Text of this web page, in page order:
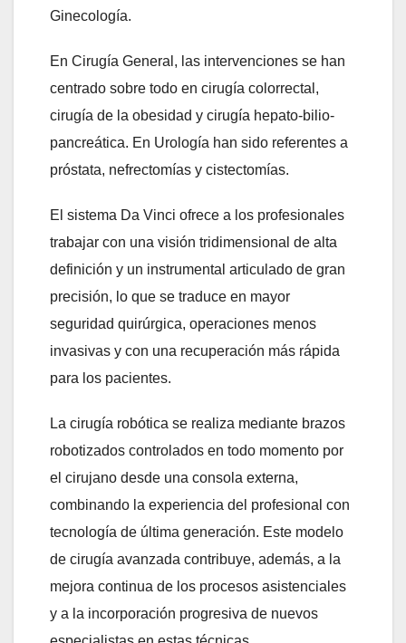
Ginecología.
En Cirugía General, las intervenciones se han
centrado sobre todo en cirugía colorrectal,
cirugía de la obesidad y cirugía hepato-bilio-
pancreática. En Urología han sido referentes a
próstata, nefrectomías y cistectomías.
El sistema Da Vinci ofrece a los profesionales
trabajar con una visión tridimensional de alta
definición y un instrumental articulado de gran
precisión, lo que se traduce en mayor
seguridad quirúrgica, operaciones menos
invasivas y con una recuperación más rápida
para los pacientes.
La cirugía robótica se realiza mediante brazos
robotizados controlados en todo momento por
el cirujano desde una consola externa,
combinando la experiencia del profesional con
tecnología de última generación. Este modelo
de cirugía avanzada contribuye, además, a la
mejora continua de los procesos asistenciales
y a la incorporación progresiva de nuevos